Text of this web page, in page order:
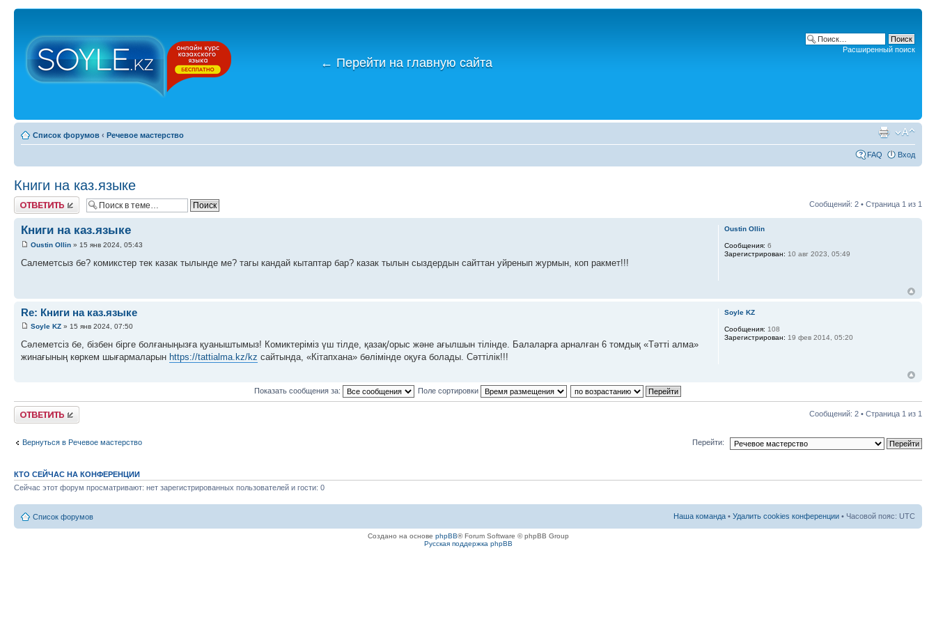
← Перейти на главную сайта
Расширенный поиск
Список форумов ‹ Речевое мастерство
FAQ Вход
Книги на каз.языке
Ответить Сообщений: 2 • Страница 1 из 1
Книги на каз.языке
Oustin Ollin » 15 янв 2024, 05:43
Салеметсыз бе? комикстер тек казак тылынде ме? тагы кандай кытаптар бар? казак тылын сыздердын сайттан уйренып журмын, коп ракмет!!!
Oustin Ollin
Сообщения: 6
Зарегистрирован: 10 авг 2023, 05:49
Re: Книги на каз.языке
Soyle KZ » 15 янв 2024, 07:50
Сәлеметсіз бе, бізбен бірге болғаныңызға қуаныштымыз! Комиктеріміз үш тілде, қазақ/орыс және ағылшын тілінде. Балаларға арналған 6 томдық «Тәтті алма»
жинағының көркем шығармаларын https://tattialma.kz/kz сайтында, «Кітапхана» бөлімінде оқуға болады. Сәттілік!!!
Soyle KZ
Сообщения: 108
Зарегистрирован: 19 фев 2014, 05:20
Показать сообщения за: Поле сортировки
Ответить Сообщений: 2 • Страница 1 из 1
Вернуться в Речевое мастерство Перейти:
КТО СЕЙЧАС НА КОНФЕРЕНЦИИ
Сейчас этот форум просматривают: нет зарегистрированных пользователей и гости: 0
Список форумов Наша команда • Удалить cookies конференции • Часовой пояс: UTC
Создано на основе phpBB® Forum Software © phpBB Group
Русская поддержка phpBB